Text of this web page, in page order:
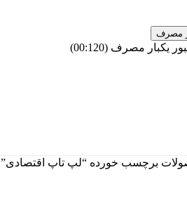
مصرف
یکبار مصرف (00:
120
)
برچسب خورده “لپ تاپ اقتصادی”